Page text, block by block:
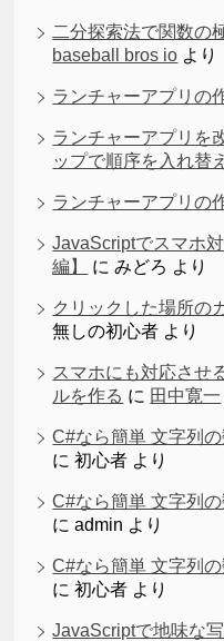
二分探索法で関数の
baseball bros io より
ランチャーアプリの
ランチャーアプリを
ップで順序を入れ替
ランチャーアプリの
JavaScriptでスマホ
編】
にみどろ より
クリックした場所の
無しの初心者 より
スマホにも対応させ
ルを作る に 田中寛一
C#なら簡単 文字列
に初心者 より
C#なら簡単 文字列
にadmin より
C#なら簡単 文字列
に初心者 より
JavaScriptで地味な